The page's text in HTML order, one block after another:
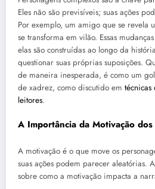
Eles não são previsíveis; suas ações
Por exemplo, um amigo que se revela
se transforma em vilão. Essas
elas são construídas ao longo da
questionar suas próprias suposições.
de maneira inesperada, é como um
de xadrez, como discutido em técnicas
leitores.
A Importância da Motivação
A motivação é o que move os
suas ações podem parecer aleatórias.
sobre como a motivação impacta a